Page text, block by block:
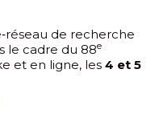
de recherche
le cadre du 88e
et en ligne, les 4 et 5